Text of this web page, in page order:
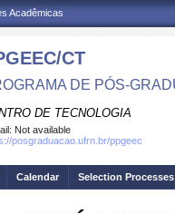
Acadêmicas
CT
DE PÓS-
DE TECNOLOGIA
Not available
posgraduacao.ufrn.br/ppgeec
Calendar Selection Processes